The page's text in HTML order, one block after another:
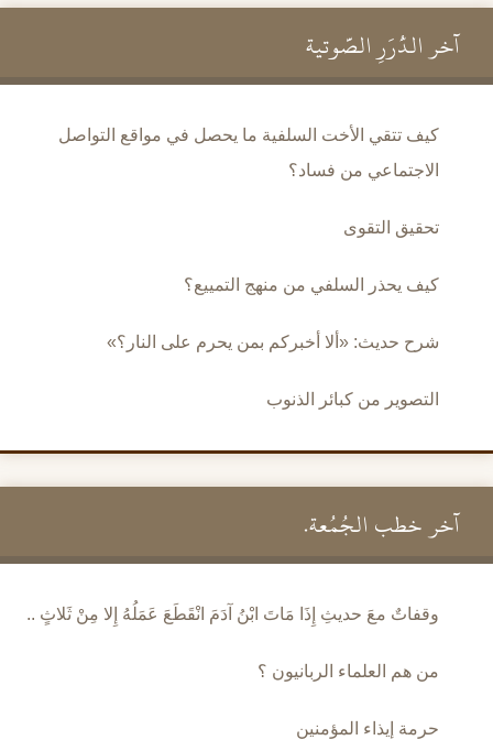
آخر الدُّرَرِ الصَّوتية
كيف تتقي الأخت السلفية ما يحصل في مواقع التواصل
الاجتماعي من فساد؟
تحقيق التقوى
كيف يحذر السلفي من منهج التمييع؟
شرح حديث: «ألا أخبركم بمن يحرم على النار؟»
التصوير من كبائر الذنوب
آخر خطب الجُمُعة.
وقفاتٌ معَ حديثِ إِذَا مَاتَ ابْنُ آدَمَ انْقَطَعَ عَمَلُهُ إِلا مِنْ ثَلاثٍ ..
من هم العلماء الربانيون ؟
حرمة إيذاء المؤمنين